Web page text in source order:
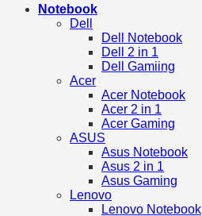
Notebook
Dell
Dell Notebook
Dell 2 in 1
Dell Gamiing
Acer
Acer Notebook
Acer 2 in 1
Acer Gaming
ASUS
Asus Notebook
Asus 2 in 1
Asus Gaming
Lenovo
Lenovo Notebook